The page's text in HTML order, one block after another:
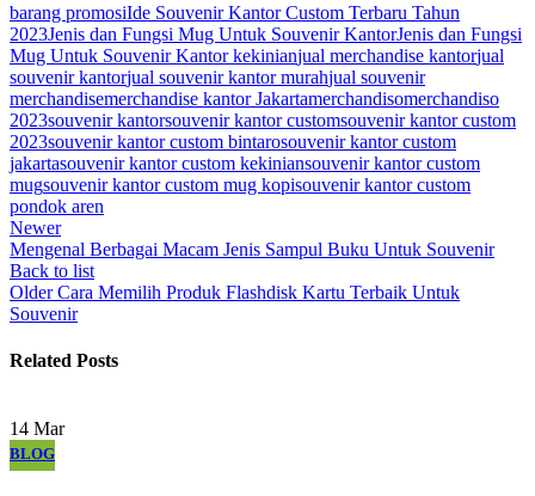
barang promosiIde Souvenir Kantor Custom Terbaru Tahun
2023Jenis dan Fungsi Mug Untuk Souvenir KantorJenis dan Fungsi
Mug Untuk Souvenir Kantor kekinianjual merchandise kantorjual
souvenir kantorjual souvenir kantor murahjual souvenir
merchandisemerchandise kantor Jakartamerchandisomerchandiso
2023souvenir kantorsouvenir kantor customsouvenir kantor custom
2023souvenir kantor custom bintarosouvenir kantor custom
jakartasouvenir kantor custom kekiniansouvenir kantor custom
mugsouvenir kantor custom mug kopisouvenir kantor custom
pondok aren
Newer
Mengenal Berbagai Macam Jenis Sampul Buku Untuk Souvenir
Back to list
Older Cara Memilih Produk Flashdisk Kartu Terbaik Untuk
Souvenir
Related Posts
14 Mar
BLOG